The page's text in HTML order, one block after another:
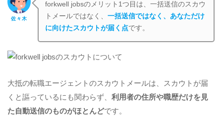
佐々木
forkwell jobsのメリット1つ目は、一括送信のスカウ
トメールではなく、一括送信ではなく、あなただけ
に向けたスカウトが届く点です。
大抵の転職エージェントのスカウトメールは、スカウトが届
くと謳っているにも関わらず、 利用者の住所や職歴だけを見
た自動送信のものがほとんどです。